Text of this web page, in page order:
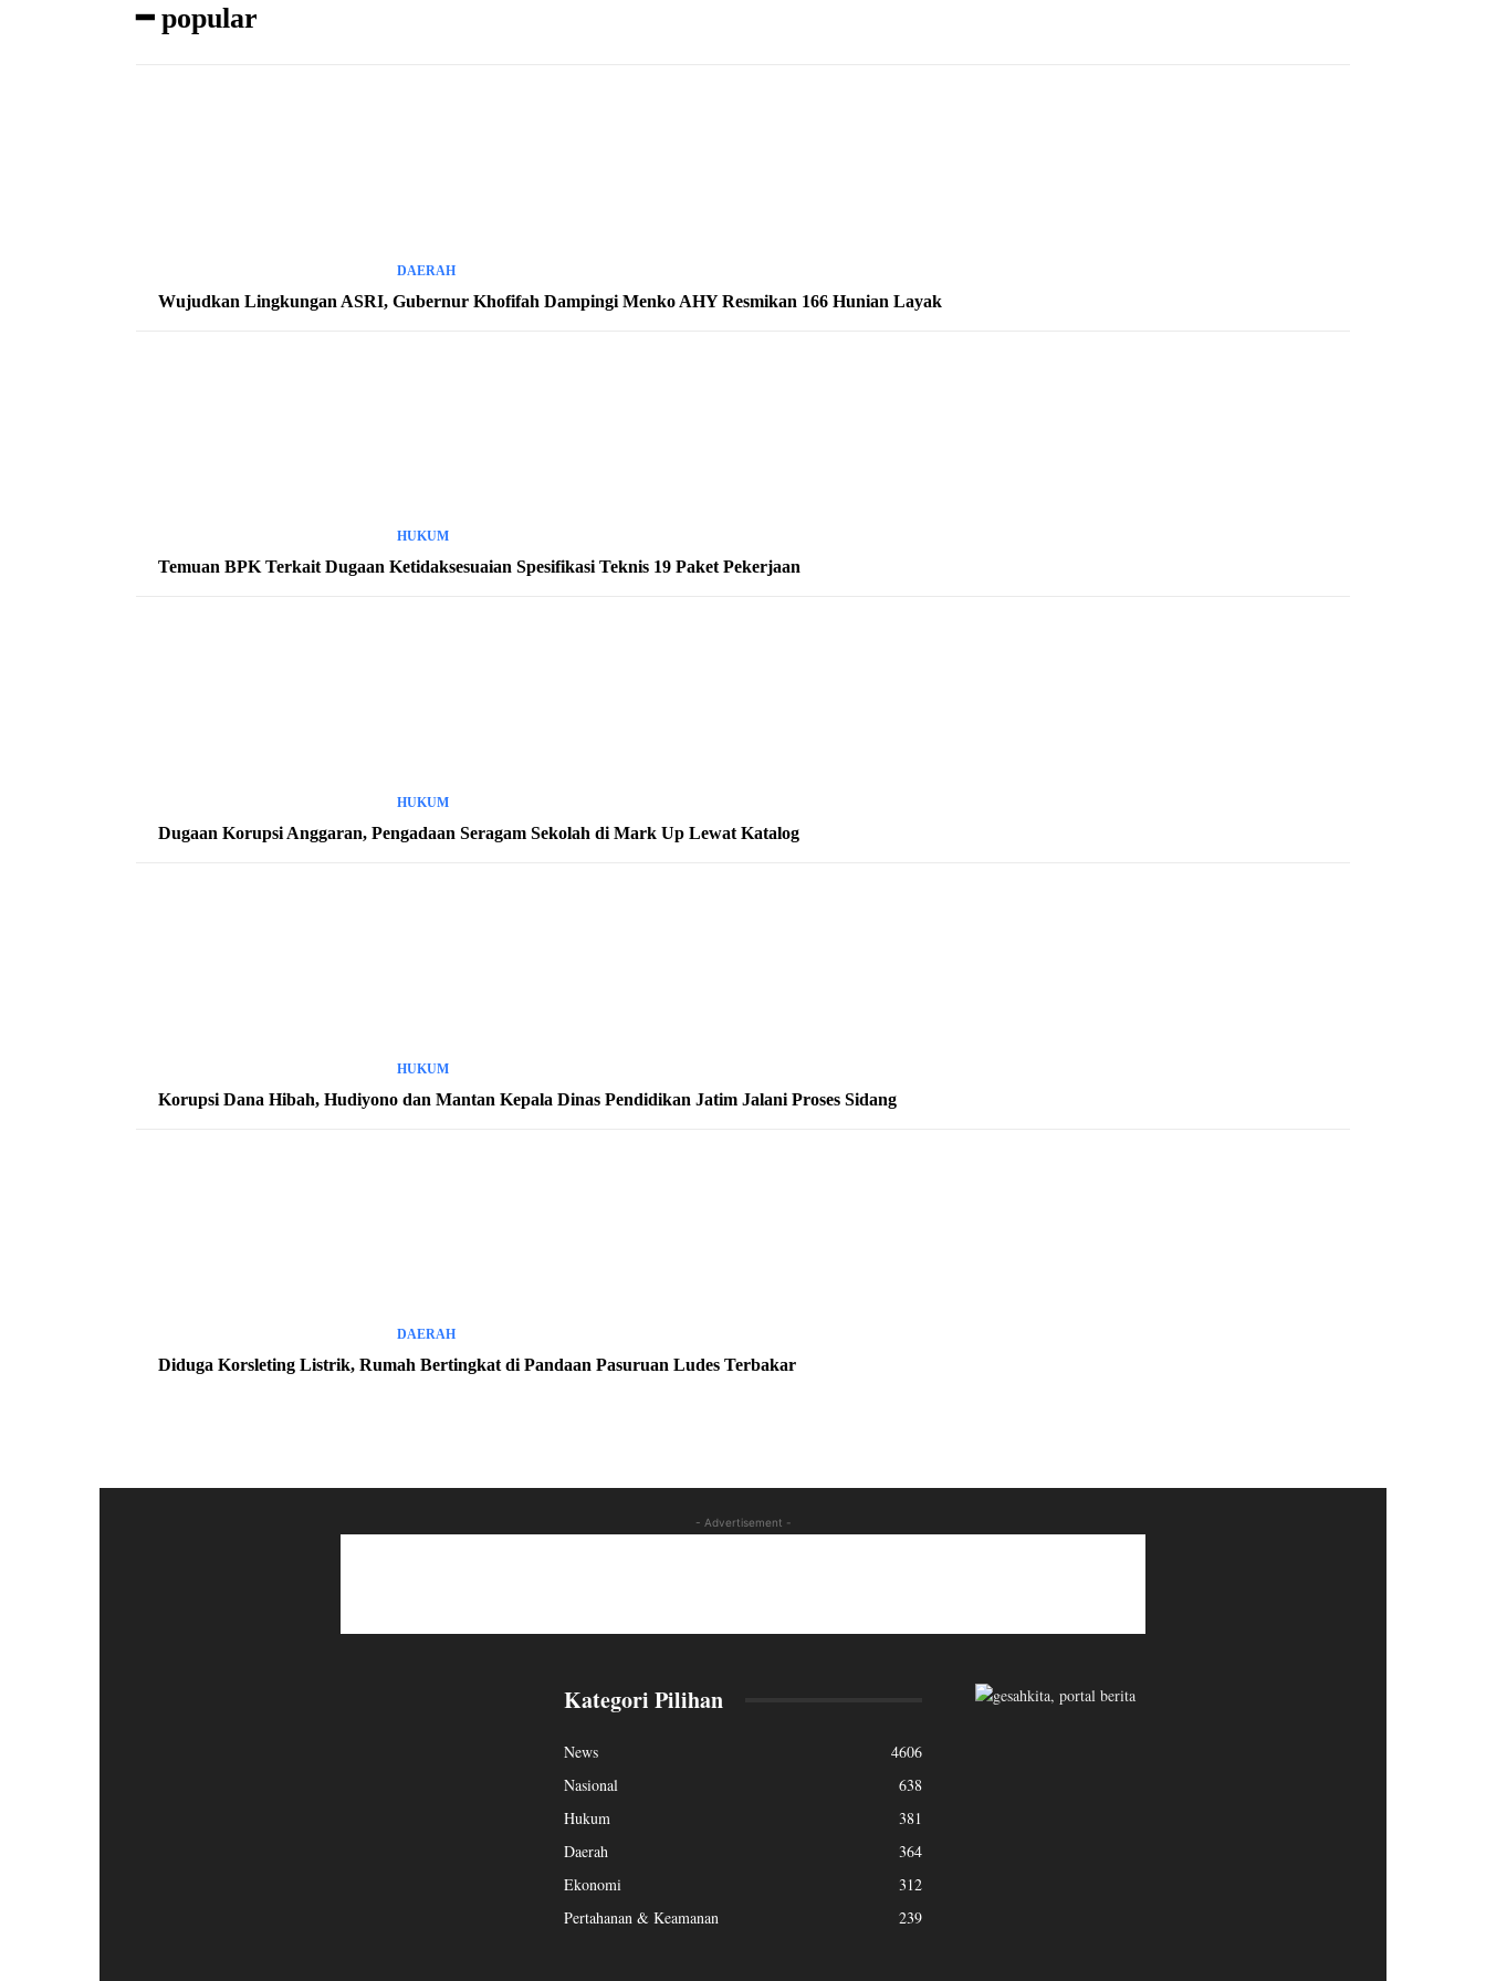
━ popular
DAERAH
Wujudkan Lingkungan ASRI, Gubernur Khofifah Dampingi Menko AHY Resmikan 166 Hunian Layak
HUKUM
Temuan BPK Terkait Dugaan Ketidaksesuaian Spesifikasi Teknis 19 Paket Pekerjaan
HUKUM
Dugaan Korupsi Anggaran, Pengadaan Seragam Sekolah di Mark Up Lewat Katalog
HUKUM
Korupsi Dana Hibah, Hudiyono dan Mantan Kepala Dinas Pendidikan Jatim Jalani Proses Sidang
DAERAH
Diduga Korsleting Listrik, Rumah Bertingkat di Pandaan Pasuruan Ludes Terbakar
- Advertisement -
Kategori Pilihan
News
4606
Nasional
638
Hukum
381
Daerah
364
Ekonomi
312
Pertahanan & Keamanan
239